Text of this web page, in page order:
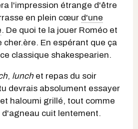
l'impression étrange d'être
en plein cœur d'une
. De quoi te la jouer Roméo et
En espérant que ça
classique shakespearien.
, lunchet repas du soir
devrais absolument essayer
haloumi grillé, tout comme
cuit lentement.